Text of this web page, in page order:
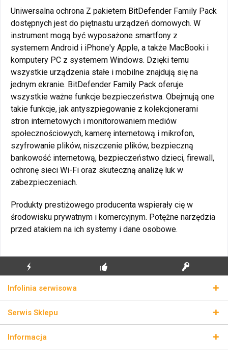
Uniwersalna ochrona Z pakietem BitDefender Family Pack
dostępnych jest do piętnastu urządzeń domowych. W
instrument mogą być wyposażone smartfony z
systemem Android i iPhone'y Apple, a także MacBooki i
komputery PC z systemem Windows. Dzięki temu
wszystkie urządzenia stałe i mobilne znajdują się na
jednym ekranie. BitDefender Family Pack oferuje
wszystkie ważne funkcje bezpieczeństwa. Obejmują one
takie funkcje, jak antyszpiegowanie z kolekcjonerami
stron internetowych i monitorowaniem mediów
społecznościowych, kamerę internetową i mikrofon,
szyfrowanie plików, niszczenie plików, bezpieczną
bankowość internetową, bezpieczeństwo dzieci, firewall,
ochronę sieci Wi-Fi oraz skuteczną analizę luk w
zabezpieczeniach.
Produkty prestiżowego producenta wspierały cię w
środowisku prywatnym i komercyjnym. Potężne narzędzia
przed atakiem na ich systemy i dane osobowe.
WYSYŁKA
Infolinia serwisowa
Serwis Sklepu
Informacja